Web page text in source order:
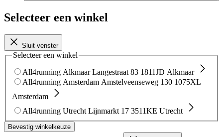
Selecteer een winkel
Sluit venster
Selecteer een winkel
All4running Alkmaar Langestraat 83 1811JD Alkmaar
All4running Amsterdam Amstelveenseweg 130 1075XL
Amsterdam
All4running Utrecht Lijnmarkt 17 3511KE Utrecht
Bevestig winkelkeuze